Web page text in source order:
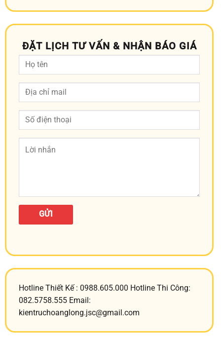
ĐẶT LỊCH TƯ VẤN & NHẬN BÁO GIÁ
Hotline Thiết Kế : 0988.605.000 Hotline Thi Công:
082.5758.555 Email:
kientruchoanglong.jsc@gmail.com